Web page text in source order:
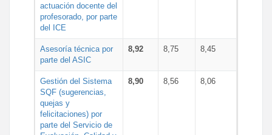
actuación docente del
profesorado, por parte
del ICE
Asesoría técnica por
parte del ASIC
8,92 8,75 8,45
Gestión del Sistema
SQF (sugerencias,
quejas y
felicitaciones) por
parte del Servicio de
8,90 8,56 8,06